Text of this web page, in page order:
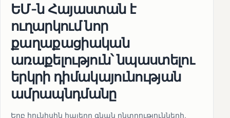
ԵՄ-ն Հայաստան է
ուղարկում նոր
քաղաքացիական
առաքելություն՝ նպաստելու
երկրի դիմակայունության
ամրապնդմանը
Երբ հունիսին հայերը գնան ընտրությունների,